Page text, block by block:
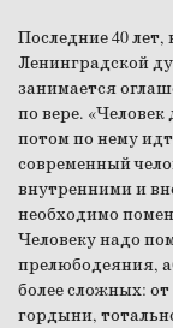
Последние 40
Ленинградской
занимается
по вере.
потом по нему
современный
внутренними и
необходимо
Человеку надо
прелюбодеяния,
более сложных:
гордыни,